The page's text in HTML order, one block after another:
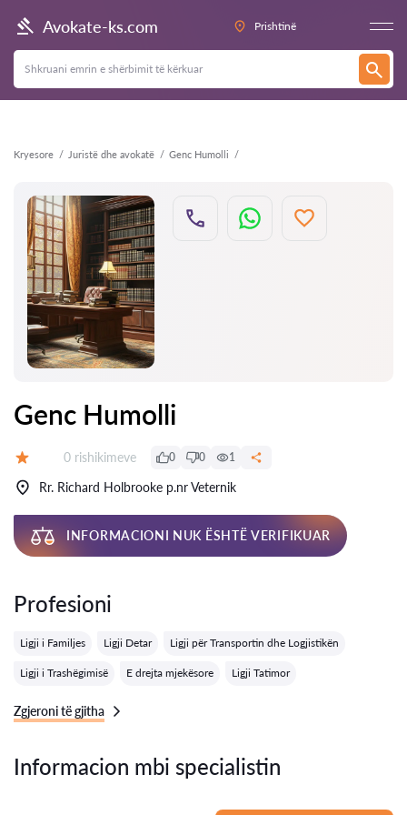
Avokate-ks.com Prishtinë
Kryesore Juristë dhe avokatë Genc Humolli
Kthehu
Genc Humolli
Rishikime:
0 rishikimeve 0 0 1
Rr. Richard Holbrooke p.nr Veternik
INFORMACIONI NUK ËSHTË VERIFIKUAR
Profesioni
Ligji i Familjes Ligji Detar Ligji për Transportin dhe Logjistikën
Ligji i Trashëgimisë E drejta mjekësore Ligji Tatimor
Zgjeroni të gjitha
Informacion mbi specialistin